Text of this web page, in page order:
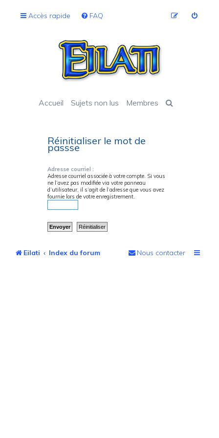
Accès rapide FAQ
Accueil Sujets non lus Membres
Réinitialiser le mot de
passse
Adresse courriel :
Adresse courriel associée à votre compte. Si vous
ne l’avez pas modifiée via votre panneau
d’utilisateur, il s’agit de l’adresse que vous avez
fournie lors de votre enregistrement.
Eilati Index du forum Nous contacter